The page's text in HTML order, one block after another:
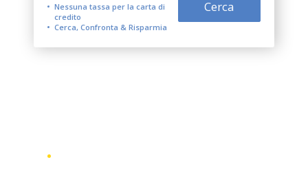
Nessuna tassa per la carta di
credito
Cerca, Confronta & Risparmia
Cerca